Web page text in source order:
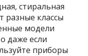
стиральная
классы
модели
даже если
приборы